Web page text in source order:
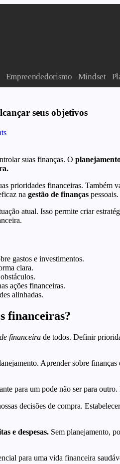
Empreendedorismo Mindset
seus objetivos
suas finanças. O
prioridades financeiras. Também
na gestão de finanças pessoais.
atual. Isso permite criar
gastos e investimentos.
clara.
ações financeiras.
alinhadas.
financeiras?
financeira de todos. Definir
Aprender sobre
para um pode não ser para
decisões de compra.
e despesas. Sem planejamento,
para uma vida financeira